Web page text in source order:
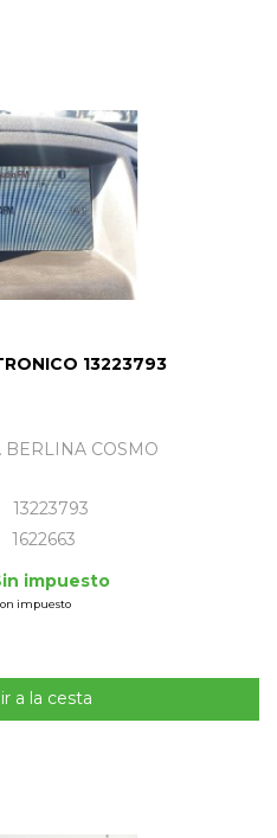
13223793
COSMO
13223793
1622663
impuesto
impuesto
a la cesta